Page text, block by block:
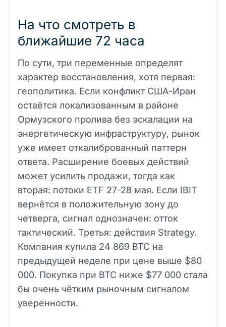
На что смотреть в
ближайшие 72 часа
По сути, три переменные определят
характер восстановления, хотя первая:
геополитика. Если конфликт США-Иран
остаётся локализованным в районе
Ормузского пролива без эскалации на
энергетическую инфраструктуру, рынок
уже имеет откалиброванный паттерн
ответа. Расширение боевых действий
может усилить продажи, тогда как
вторая: потоки ETF 27-28 мая. Если IBIT
вернётся в положительную зону до
четверга, сигнал однозначен: отток
тактический. Третья: действия Strategy.
Компания купила 24 869 BTC на
предыдущей неделе при цене выше $80
000. Покупка при BTC ниже $77 000 стала
бы очень чётким рыночным сигналом
уверенности.